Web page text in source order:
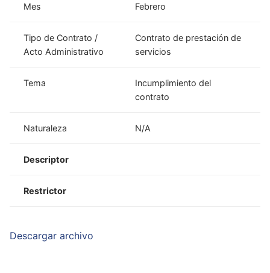
Mes Febrero
Tipo de Contrato /
Acto Administrativo
Contrato de prestación de
servicios
Tema
Incumplimiento del
contrato
Naturaleza N/A
Descriptor
Restrictor
Descargar archivo